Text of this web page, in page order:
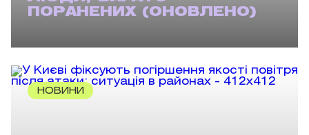
ПОРАНЕНИХ (ОНОВЛЕНО)
НОВИНИ